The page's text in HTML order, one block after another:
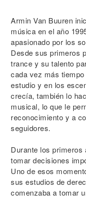
Armin Van Buuren
música en el año
apasionado por los
Desde sus primeros
trance y su talento
cada vez más
estudio y en los
crecía, también lo
musical, lo que le
reconocimiento y a
seguidores.
Durante los
tomar decisiones
Uno de esos
sus estudios de
comenzaba a tomar